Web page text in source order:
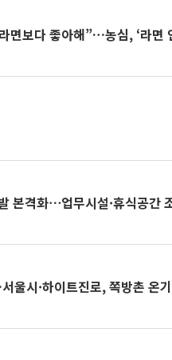
면보다 좋아해”…농심, ‘라면
본격화⋯업무시설·휴식공간
울시·하이트진로, 쪽방촌 온